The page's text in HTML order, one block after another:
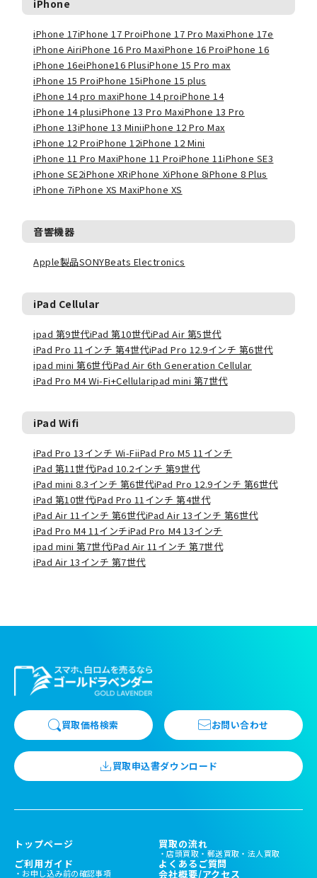
iPhone
iPhone 17iPhone 17 ProiPhone 17 Pro MaxiPhone 17e
iPhone AiriPhone 16 Pro MaxiPhone 16 ProiPhone 16
iPhone 16eiPhone16 PlusiPhone 15 Pro max
iPhone 15 ProiPhone 15iPhone 15 plus
iPhone 14 pro maxiPhone 14 proiPhone 14
iPhone 14 plusiPhone 13 Pro MaxiPhone 13 Pro
iPhone 13iPhone 13 MiniiPhone 12 Pro Max
iPhone 12 ProiPhone 12iPhone 12 Mini
iPhone 11 Pro MaxiPhone 11 ProiPhone 11iPhone SE3
iPhone SE2iPhone XRiPhone XiPhone 8iPhone 8 Plus
iPhone 7iPhone XS MaxiPhone XS
音響機器
Apple製品SONYBeats Electronics
iPad Cellular
ipad 第9世代iPad 第10世代iPad Air 第5世代
iPad Pro 11インチ 第4世代iPad Pro 12.9インチ 第6世代
ipad mini 第6世代iPad Air 6th Generation Cellular
iPad Pro M4 Wi-Fi+Cellularipad mini 第7世代
iPad Wifi
iPad Pro 13インチ Wi-FiiPad Pro M5 11インチ
iPad 第11世代iPad 10.2インチ 第9世代
iPad mini 8.3インチ 第6世代iPad Pro 12.9インチ 第6世代
iPad 第10世代iPad Pro 11インチ 第4世代
iPad Air 11インチ 第6世代iPad Air 13インチ 第6世代
iPad Pro M4 11インチiPad Pro M4 13インチ
ipad mini 第7世代iPad Air 11インチ 第7世代
iPad Air 13インチ 第7世代
買取価格検索 お問い合わせ
買取申込書ダウンロード
トップページ 買取の流れ
店頭買取 郵送買取 法人買取
ご利用ガイド
お申し込み前の確認事項
よくあるご質問
会社概要/アクセス